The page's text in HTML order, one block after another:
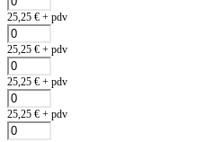
25,25 € + pdv
25,25 € + pdv
25,25 € + pdv
25,25 € + pdv